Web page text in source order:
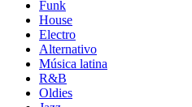
Funk
House
Electro
Alternativo
Música latina
R&B
Oldies